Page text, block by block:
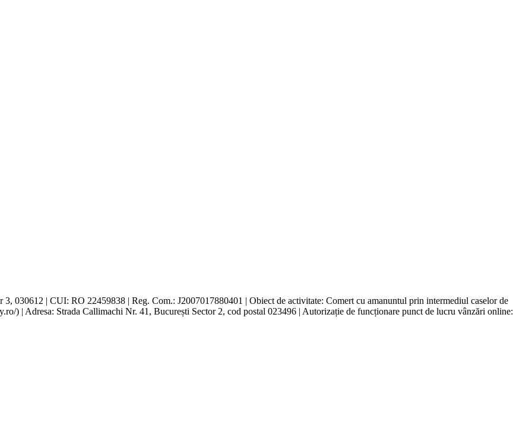
030612 | CUI: RO 22459838 | Reg. Com.: J2007017880401 | Obiect de activitate: Comert cu amanuntul prin intermediul caselor de
) | Adresa: Strada Callimachi Nr. 41, București Sector 2, cod postal 023496 | Autorizație de funcționare punct de lucru vânzări online: